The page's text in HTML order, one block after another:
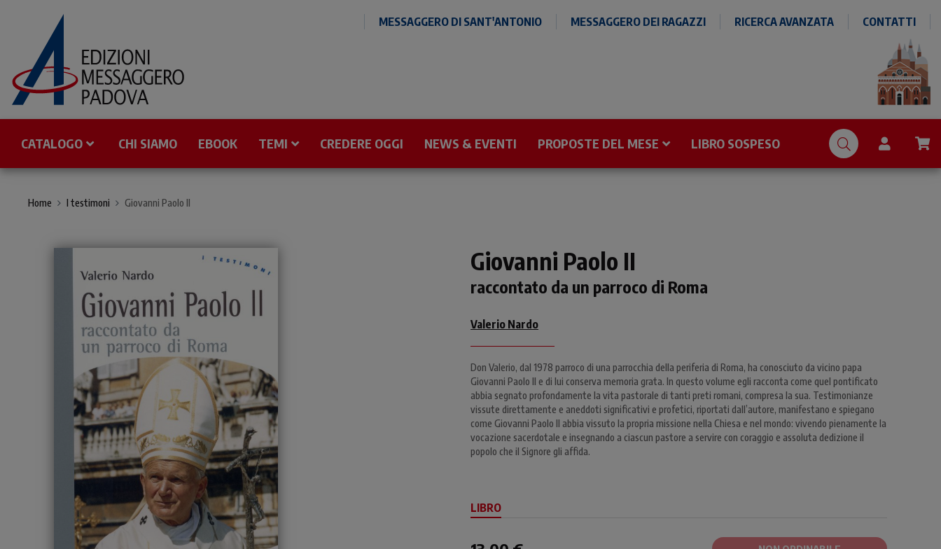
MESSAGGERO DI SANT'ANTONIO MESSAGGERO DEI RAGAZZI RICERCA AVANZATA CONTATTI
CATALOGO CHI SIAMO EBOOK TEMI CREDERE OGGI NEWS & EVENTI PROPOSTE DEL MESE LIBRO SOSPESO
Home I testimoni Giovanni Paolo II
Giovanni Paolo II
raccontato da un parroco di Roma
Valerio Nardo
Don Valerio, dal 1978 parroco di una parrocchia della periferia di Roma, ha conosciuto da vicino papa
Giovanni Paolo II e di lui conserva memoria grata. In questo volume egli racconta come quel pontificato
abbia segnato profondamente la vita pastorale di tanti preti romani, compresa la sua. Testimonianze
vissute direttamente e aneddoti significativi e profetici, riportati dall’autore, manifestano e spiegano
come Giovanni Paolo II abbia vissuto la propria missione nella Chiesa e nel mondo: vivendo pienamente la
vocazione sacerdotale e insegnando a ciascun pastore a servire con coraggio e assoluta dedizione il
popolo che il Signore gli affida.
LIBRO